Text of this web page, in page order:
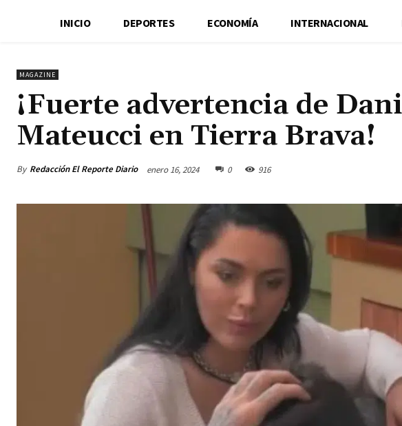
INICIO DEPORTES ECONOMÍA INTERNACIONAL
MAGAZINE
¡Fuerte advertencia de
Mateucci en Tierra Brava!
By Redacción El Reporte Diario enero 16, 2024 0 916